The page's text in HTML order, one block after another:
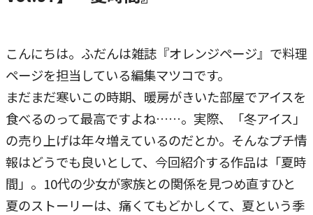
こんにちは。ふだんは雑誌『オレンジページ』で料理
ページを担当している編集マツコです。
まだまだ寒いこの時期、暖房がきいた部屋でアイスを
食べるのって最高ですよね……。実際、「冬アイス」
の売り上げは年々増えているのだとか。そんなプチ情
報はどうでも良いとして、今回紹介する作品は「夏時
間」。10代の少女が家族との関係を見つめ直すひと
夏のストーリーは、痛くてもどかしくて、夏という季